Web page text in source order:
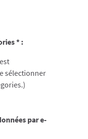
* :
sélectionner
par e-